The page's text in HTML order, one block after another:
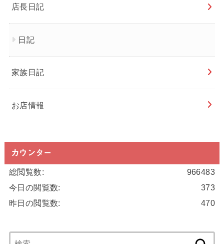
店長日記
日記
家族日記
お店情報
カウンター
966483
総閲覧数:
373
今日の閲覧数:
470
昨日の閲覧数: